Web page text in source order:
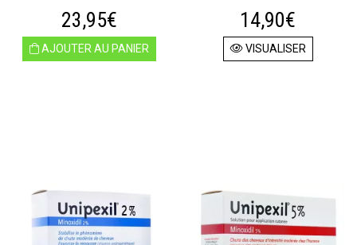
23,95€
AJOUTER AU PANIER
14,90€
VISUALISER